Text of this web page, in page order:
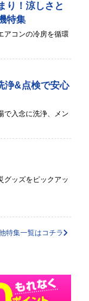
り！涼しさと
特集
アコンの冷房を循環
浄&点検で安心
で入念に洗浄、メン
グッズをピックアッ
特集一覧はコチラ